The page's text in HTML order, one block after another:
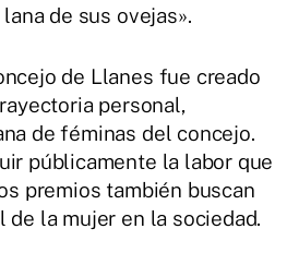
de sus ovejas».
de Llanes fue creado
personal,
de féminas del concejo.
públicamente la labor que
premios también buscan
de la mujer en la sociedad.